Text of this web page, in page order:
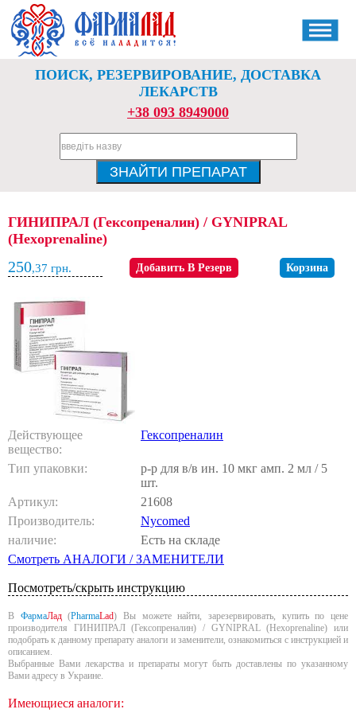
ПОИСК, РЕЗЕРВИРОВАНИЕ, ДОСТАВКА
ЛЕКАРСТВ
+38 093 8949000
ГИНИПРАЛ (Гексопреналин) / GYNIPRAL
(Hexoprenaline)
250,37 грн. Добавить В Резерв Корзина
Действующее
вещество:
Гексопреналин
Тип упаковки:
р-р для в/в ин. 10 мкг амп. 2 мл / 5
шт.
Артикул:
21608
Производитель:
Nycomed
наличие:
Есть на складе
Смотреть АНАЛОГИ / ЗАМЕНИТЕЛИ
Посмотреть/скрыть инструкцию
В ФармаЛад(PharmaLad) Вы можете найти, зарезервировать, купить по цене
производителя ГИНИПРАЛ (Гексопреналин) / GYNIPRAL (Hexoprenaline) или
подобрать к данному препарату аналоги и заменители, ознакомиться с инструкцией и
описанием.
Выбранные Вами лекарства и препараты могут быть доставлены по указанному
Вами адресу в Украине.
Имеющиеся аналоги: